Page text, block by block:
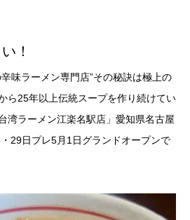
！
味ラーメン専門店”その秘訣は極上の
ら25年以上伝統スープを作り続けてい
湾ラーメン江楽名駅店」愛知県名古屋
29日プレ5月1日グランドオープンで